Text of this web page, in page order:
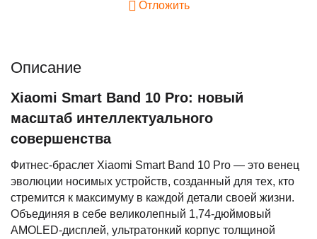
Отложить
Описание
Xiaomi Smart Band 10 Pro: новый
масштаб интеллектуального
совершенства
Фитнес-браслет Xiaomi Smart Band 10 Pro — это венец
эволюции носимых устройств, созданный для тех, кто
стремится к максимуму в каждой детали своей жизни.
Объединяя в себе великолепный 1,74-дюймовый
AMOLED-дисплей, ультратонкий корпус толщиной